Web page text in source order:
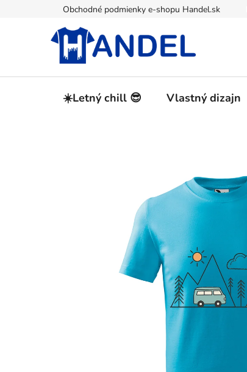
Obchodné podmienky e-shopu Handel.sk
☀️Letný chill 😎 Vlastný dizajn